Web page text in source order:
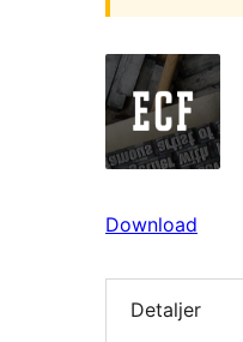
Download
Detaljer